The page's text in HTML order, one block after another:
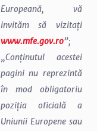
Europeană, vă
invităm să vizitați
www.mfe.gov.ro”;
„Conținutul acestei
pagini nu reprezintă
în mod obligatoriu
poziția oficială a
Uniunii Europene sau